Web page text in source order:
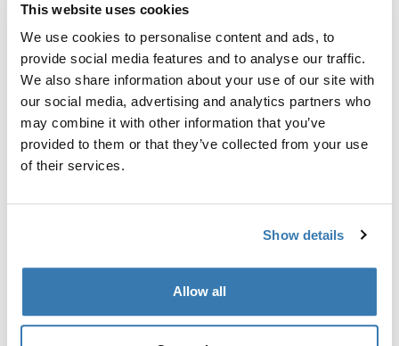
This website uses cookies
We use cookies to personalise content and ads, to
provide social media features and to analyse our traffic.
We also share information about your use of our site with
our social media, advertising and analytics partners who
may combine it with other information that you’ve
provided to them or that they’ve collected from your use
of their services.
Show details
Allow all
Scegli una custodia